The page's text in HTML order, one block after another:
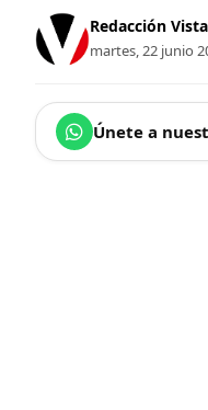
Redacción
martes, 22 junio
Únete a